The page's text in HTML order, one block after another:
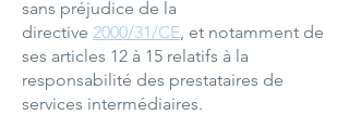
sans préjudice de la
directive 2000/31/CE, et notamment de
ses articles 12 à 15 relatifs à la
responsabilité des prestataires de
services intermédiaires.